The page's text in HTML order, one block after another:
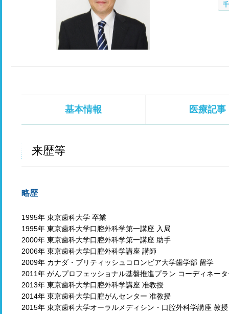
基本情報 医療記事
来歴等
略歴
1995年 東京歯科大学 卒業
1995年 東京歯科大学口腔外科学第一講座 入局
2000年 東京歯科大学口腔外科学第一講座 助手
2006年 東京歯科大学口腔外科学講座 講師
2009年 カナダ・ブリティッシュコロンビア大学歯学部 留学
2011年 がんプロフェッショナル基盤推進プラン コーディネー
2013年 東京歯科大学口腔外科学講座 准教授
2014年 東京歯科大学口腔がんセンター 准教授
2015年 東京歯科大学オーラルメディシン・口腔外科学講座 教授